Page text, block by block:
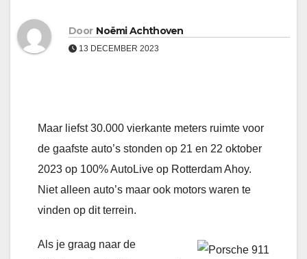
Door Noëmi Achthoven
13 DECEMBER 2023
Maar liefst 30.000 vierkante meters ruimte voor
de gaafste auto’s stonden op 21 en 22 oktober
2023 op 100% AutoLive op Rotterdam Ahoy.
Niet alleen auto’s maar ook motors waren te
vinden op dit terrein.
Als je graag naar de